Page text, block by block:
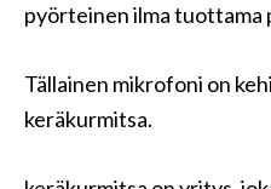
pyörteinen ilma tuottama
Tällainen mikrofoni on
keräkurmitsa.